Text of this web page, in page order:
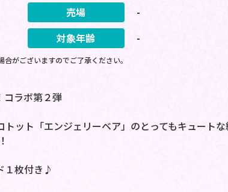
売場
-
対象年齢 -
がございますのでご了承ください。
ラボ第２弾
ット「エンジェリーベア」のとってもキュート
１枚付き♪